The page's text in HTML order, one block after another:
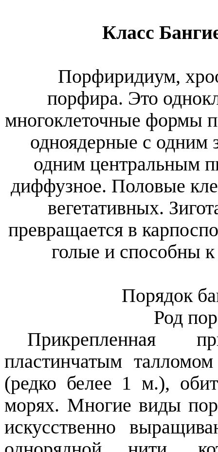
Класс
Порфиридиум,
порфира. Это
многоклеточные формы
одноядерные с одним
одним центральным
диффузное. Половые
вегетативных.
превращается в
голые и способны
Порядок
Род
Прикрепленная
пластинчатым
(редко белее 1 м.),
морях. Многие виды
искусственно